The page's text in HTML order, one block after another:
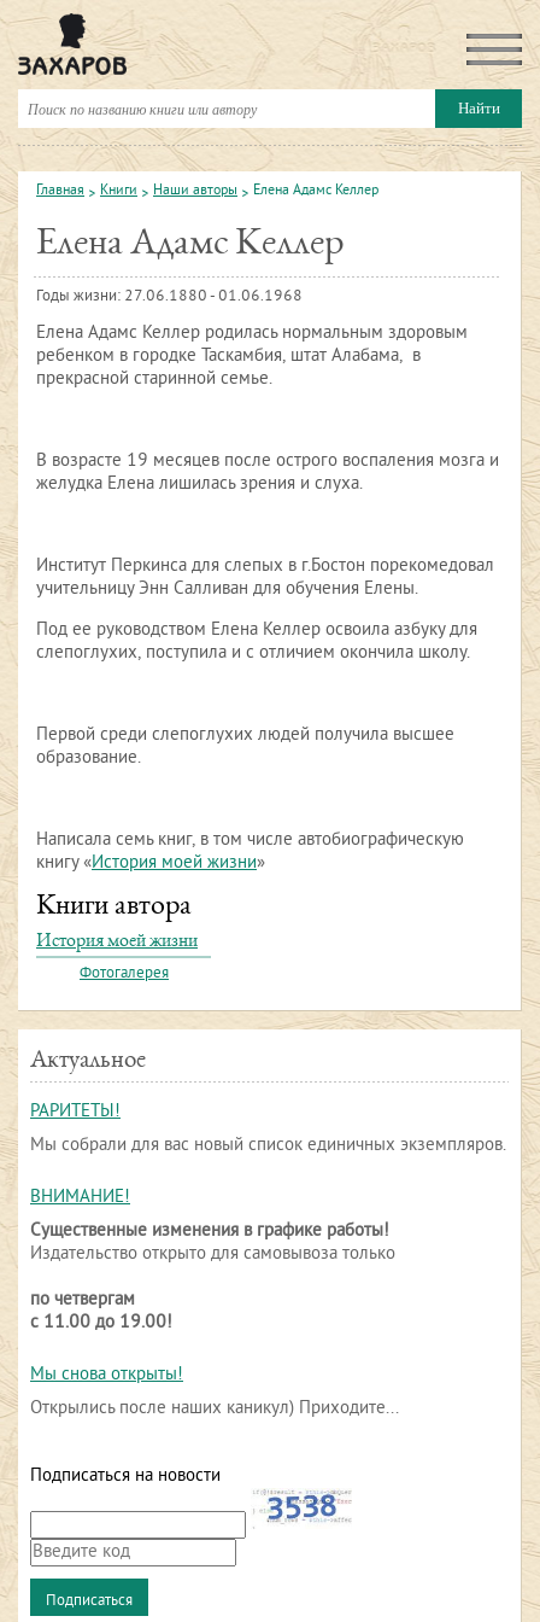
Главная Книги Наши авторы Елена Адамс Келлер
Елена Адамс Келлер
Годы жизни: 27.06.1880 - 01.06.1968
Елена Адамс Келлер родилась нормальным здоровым
ребенком в городке Таскамбия, штат Алабама, в
прекрасной старинной семье.
В возрасте 19 месяцев после острого воспаления мозга и
желудка Елена лишилась зрения и слуха.
Институт Перкинса для слепых в г.Бостон порекомедовал
учительницу Энн Салливан для обучения Елены.
Под ее руководством Елена Келлер освоила азбуку для
слепоглухих, поступила и с отличием окончила школу.
Первой среди слепоглухих людей получила высшее
образование.
Написала семь книг, в том числе автобиографическую
книгу «История моей жизни»
Книги автора
История моей жизни
Фотогалерея
Актуальное
РАРИТЕТЫ!
Мы собрали для вас новый список единичных экземпляров.
ВНИМАНИЕ!
Существенные изменения в графике работы!
Издательство открыто для самовывоза только
по четвергам
с 11.00 до 19.00!
Мы снова открыты!
Открылись после наших каникул) Приходите...
Подписаться на новости